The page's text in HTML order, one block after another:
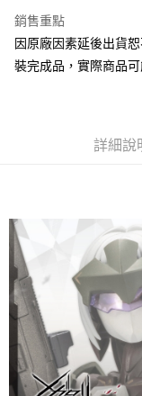
【大哥付你分期使用說明
1.本服務由台灣大哥大提
2.付款方式選擇「大哥
流程，驗證手機門號後
法說明評估內容。
帳／街口支付／iPASS
【注意事項】
1.本服務係由「台灣大
用戶於交易時，得透過
買賣價金債權讓與本公
2.基於同意付款使用「大
資料（包含姓名、電話
由本公司與您本人進行
3.完整用戶服務條款，請
ATM付款
運送方式
預購-付款後全家取貨(
每筆NT$90，滿
預購-付款後7-11取貨(
每筆NT$90，滿
預購-宅配(舊)
每筆NT$120，滿
預購-宅配(離島)(舊)
銷售重點
因原廠因素延後出貨
裝完成品，實際商品
詳細說